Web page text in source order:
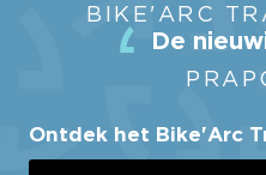
BIKE'ARC
De
Ontdek het Bike'Arc